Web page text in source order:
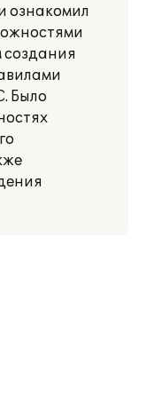
ознакомил
Было